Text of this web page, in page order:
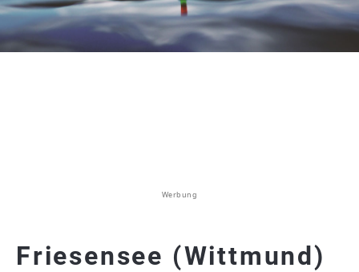
Werbung
Friesensee (Wittmund)